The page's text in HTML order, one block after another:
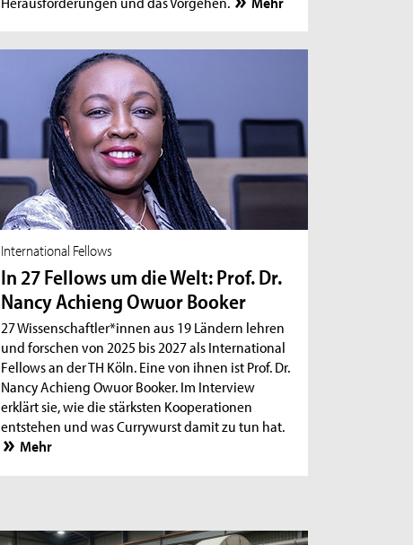
International Fellows
In 27 Fellows um die Welt: Prof. Dr.
Nancy Achieng Owuor Booker
27 Wissenschaftler*innen aus 19 Ländern lehren
und forschen von 2025 bis 2027 als International
Fellows an der TH Köln. Eine von ihnen ist Prof. Dr.
Nancy Achieng Owuor Booker. Im Interview
erklärt sie, wie die stärksten Kooperationen
entstehen und was Currywurst damit zu tun hat.
Mehr